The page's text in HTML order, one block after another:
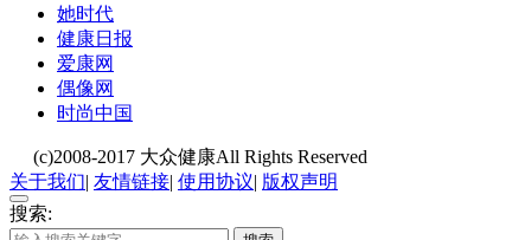
她时代
健康日报
爱康网
偶像网
时尚中国
(c)2008-2017 大众健康All Rights Reserved
关于我们| 友情链接| 使用协议| 版权声明
搜索: